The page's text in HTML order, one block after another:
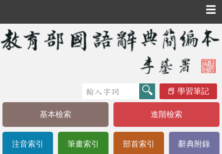
☰
學習筆記
基本檢索 進階檢索
注音索引 筆畫索引 部首索引 辭典附錄